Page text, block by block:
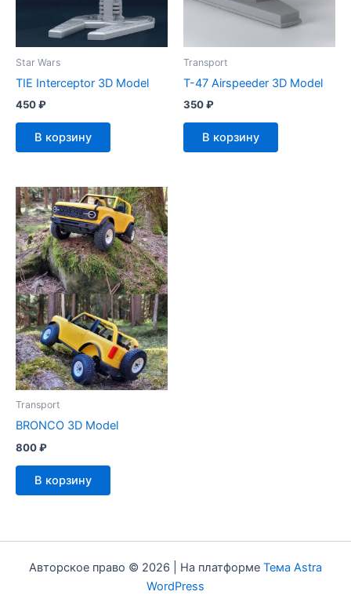
Star Wars
TIE Interceptor 3D Model
450₽
В корзину
Transport
T-47 Airspeeder 3D Model
350₽
В корзину
Transport
BRONCO 3D Model
800₽
В корзину
Авторское право © 2026 | На платформе Тема Astra
WordPress